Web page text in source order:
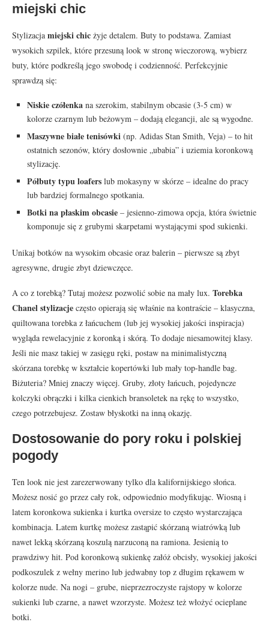
miejski chic
Stylizacja miejski chic żyje detalem. Buty to podstawa. Zamiast
wysokich szpilek, które przesuną look w stronę wieczorową, wybierz
buty, które podkreślą jego swobodę i codzienność. Perfekcyjnie
sprawdzą się:
Niskie czółenka na szerokim, stabilnym obcasie (3-5 cm) w
kolorze czarnym lub beżowym – dodają elegancji, ale są wygodne.
Maszywne białe tenisówki (np. Adidas Stan Smith, Veja) – to hit
ostatnich sezonów, który dosłownie „ubabia” i uziemia koronkową
stylizację.
Półbuty typu loafers lub mokasyny w skórze – idealne do pracy
lub bardziej formalnego spotkania.
Botki na płaskim obcasie – jesienno-zimowa opcja, która świetnie
komponuje się z grubymi skarpetami wystającymi spod sukienki.
Unikaj botków na wysokim obcasie oraz balerin – pierwsze są zbyt
agresywne, drugie zbyt dziewczęce.
A co z torebką? Tutaj możesz pozwolić sobie na mały lux. Torebka
Chanel stylizacje często opierają się właśnie na kontraście – klasyczna,
quiltowana torebka z łańcuchem (lub jej wysokiej jakości inspiracja)
wygląda rewelacyjnie z koronką i skórą. To dodaje niesamowitej klasy.
Jeśli nie masz takiej w zasięgu ręki, postaw na minimalistyczną
skórzana torebkę w kształcie kopertówki lub mały top-handle bag.
Biżuteria? Mniej znaczy więcej. Gruby, złoty łańcuch, pojedyncze
kolczyki obrączki i kilka cienkich bransoletek na rękę to wszystko,
czego potrzebujesz. Zostaw błyskotki na inną okazję.
Dostosowanie do pory roku i polskiej
pogody
Ten look nie jest zarezerwowany tylko dla kalifornijskiego słońca.
Możesz nosić go przez cały rok, odpowiednio modyfikując. Wiosną i
latem koronkowa sukienka i kurtka oversize to często wystarczająca
kombinacja. Latem kurtkę możesz zastąpić skórzaną wiatrówką lub
nawet lekką skórzaną koszulą narzuconą na ramiona. Jesienią to
prawdziwy hit. Pod koronkową sukienkę załóż obcisły, wysokiej jakości
podkoszulek z wełny merino lub jedwabny top z długim rękawem w
kolorze nude. Na nogi – grube, nieprzezroczyste rajstopy w kolorze
sukienki lub czarne, a nawet wzorzyste. Możesz też włożyć ocieplane
botki.